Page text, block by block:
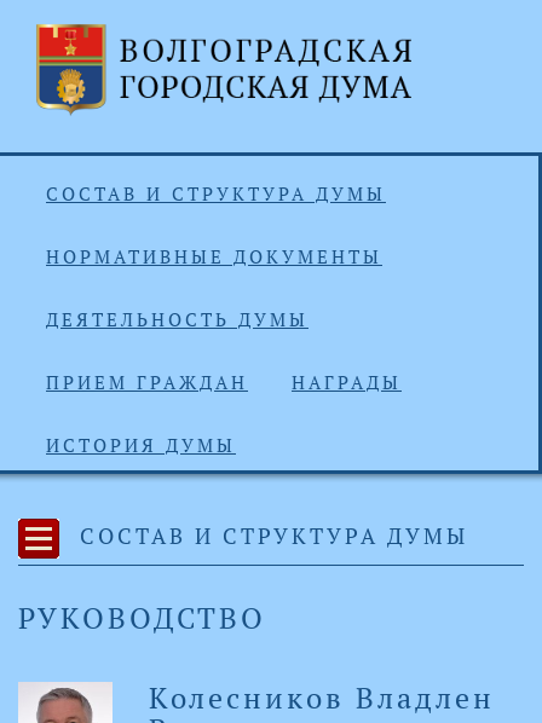
СОСТАВ И СТРУКТУРА ДУМЫ
НОРМАТИВНЫЕ ДОКУМЕНТЫ
ДЕЯТЕЛЬНОСТЬ ДУМЫ
ПРИЕМ ГРАЖДАН НАГРАДЫ
ИСТОРИЯ ДУМЫ
СОСТАВ И СТРУКТУРА ДУМЫ
РУКОВОДСТВО
Колесников Владлен